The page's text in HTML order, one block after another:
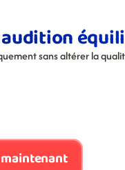
sans altérer la